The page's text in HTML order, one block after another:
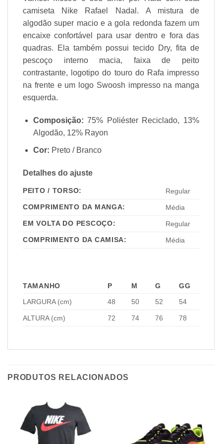
camiseta Nike Rafael Nadal. A mistura de
algodão super macio e a gola redonda fazem um
encaixe confortável para usar dentro e fora das
quadras. Ela também possui tecido Dry, fita de
pescoço interno macia, faixa de peito
contrastante, logotipo do touro do Rafa impresso
na frente e um logo Swoosh impresso na manga
esquerda.
Composição: 75% Poliéster Reciclado, 13%
Algodão, 12% Rayon
Cor: Preto / Branco
Detalhes do ajuste
PEITO / TORSO:
Regular
COMPRIMENTO DA MANGA:
Média
EM VOLTA DO PESCOÇO:
Regular
COMPRIMENTO DA CAMISA:
Média
TAMANHO P M G
GG
LARGURA (cm)
48 50 52 54
ALTURA (cm) 72 74 76 78
PRODUTOS RELACIONADOS